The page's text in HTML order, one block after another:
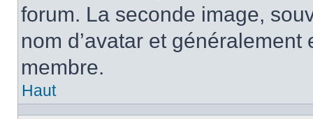
forum. La seconde image,
nom d’avatar et
membre.
Haut